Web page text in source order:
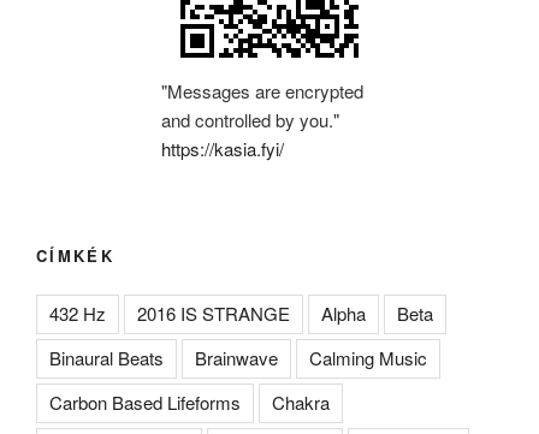
"Messages are encrypted
and controlled by you."
https://kasia.fyi/
CÍMKÉK
432 Hz 2016 IS STRANGE Alpha
Beta
Binaural Beats
Brainwave
Calming Music
Carbon Based Lifeforms
Chakra